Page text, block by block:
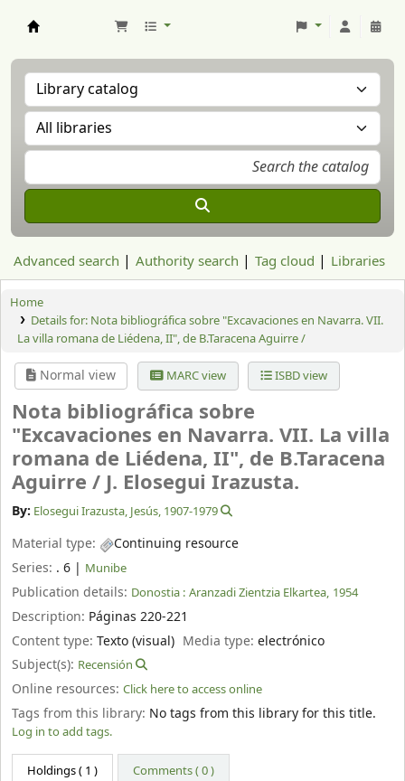
Advanced search Authority search Tag cloud Libraries
Home
Details for: Nota bibliográfica sobre "Excavaciones en Navarra. VII.
La villa romana de Liédena, II", de B.Taracena Aguirre /
Normal view MARC view ISBD view
Nota bibliográfica sobre
"Excavaciones en Navarra. VII. La villa
romana de Liédena, II", de B.Taracena
Aguirre / J. Elosegui Irazusta.
By: Elosegui Irazusta, Jesús, 1907-1979
Material type:
Continuing resource
Series: . 6 | Munibe
Publication details: Donostia : Aranzadi Zientzia Elkartea, 1954
Description: Páginas 220-221
Content type: Texto (visual) Media type:electrónico
Subject(s): Recensión
Online resources: Click here to access online
Tags from this library: No tags from this library for this title.
Log in to add tags.
Holdings( 1 ) Comments ( 0 )